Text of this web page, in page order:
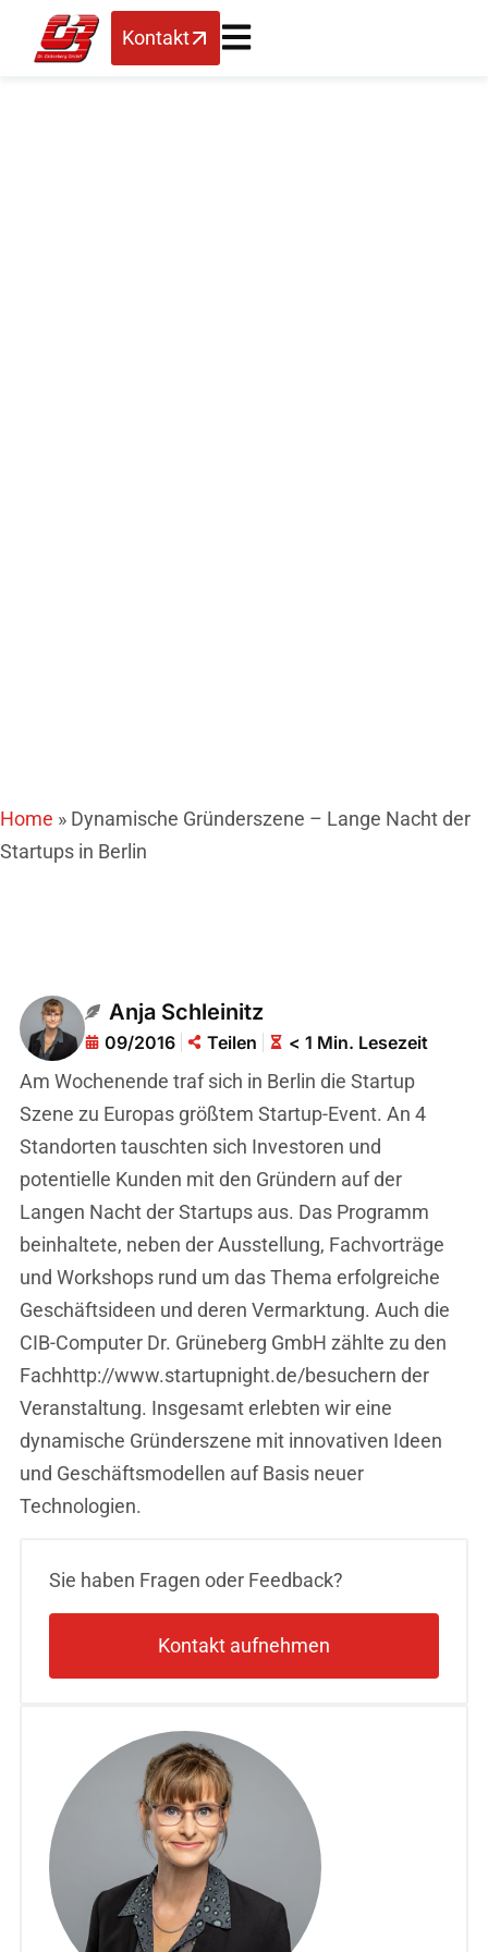
Kontakt
Home » Dynamische Gründerszene – Lange Nacht der
Startups in Berlin
Anja Schleinitz
09/2016 Teilen < 1 Min. Lesezeit
Am Wochenende traf sich in Berlin die Startup
Szene zu Europas größtem Startup-Event. An 4
Standorten tauschten sich Investoren und
potentielle Kunden mit den Gründern auf der
Langen Nacht der Startups aus. Das Programm
beinhaltete, neben der Ausstellung, Fachvorträge
und Workshops rund um das Thema erfolgreiche
Geschäftsideen und deren Vermarktung. Auch die
CIB-Computer Dr. Grüneberg GmbH zählte zu den
Fachhttp://www.startupnight.de/besuchern der
Veranstaltung. Insgesamt erlebten wir eine
dynamische Gründerszene mit innovativen Ideen
und Geschäftsmodellen auf Basis neuer
Technologien.
Sie haben Fragen oder Feedback?
Kontakt aufnehmen